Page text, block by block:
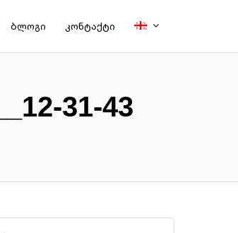
ბლოგი კონტაქტი
31-43